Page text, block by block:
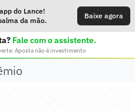
do Lance!
da mão.
Baixe agora
Fale com o assistente.
Aposta não é investimento